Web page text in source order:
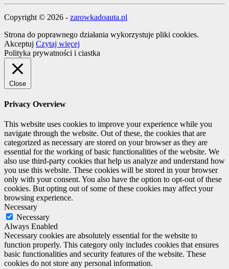
Copyright © 2026 - zarowkadoauta.pl
Strona do poprawnego działania wykorzystuje pliki cookies.
Akceptuj Czytaj więcej
Polityka prywatności i ciastka
Close
Privacy Overview
This website uses cookies to improve your experience while you
navigate through the website. Out of these, the cookies that are
categorized as necessary are stored on your browser as they are
essential for the working of basic functionalities of the website. We
also use third-party cookies that help us analyze and understand how
you use this website. These cookies will be stored in your browser
only with your consent. You also have the option to opt-out of these
cookies. But opting out of some of these cookies may affect your
browsing experience.
Necessary
Necessary
Always Enabled
Necessary cookies are absolutely essential for the website to
function properly. This category only includes cookies that ensures
basic functionalities and security features of the website. These
cookies do not store any personal information.